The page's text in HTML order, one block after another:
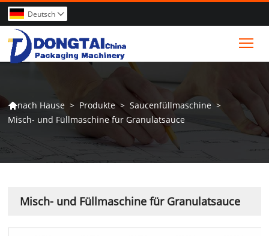
Deutsch 
nach Hause > Produkte > Saucenfüllmaschine >
Misch- und Füllmaschine für Granulatsauce
Misch- und Füllmaschine für Granulatsauce